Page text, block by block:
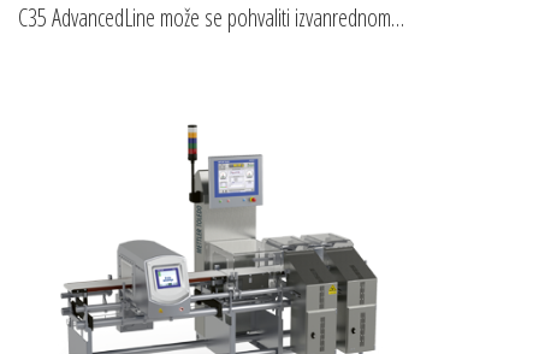
C35 AdvancedLine može se pohvaliti izvanrednom